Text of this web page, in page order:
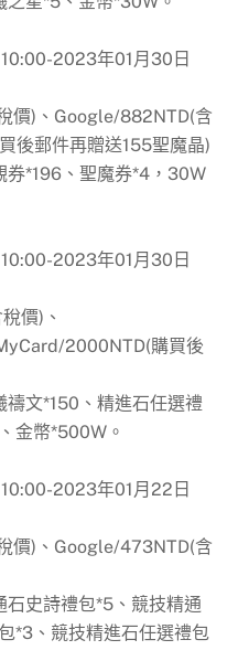
2023年01月30日
價)、Google/882NTD(含
後郵件再贈送155聖魔晶)
券*196、聖魔券*4，30W
2023年01月30日
價)、
2000NTD(購買後
禱文*150、精進石任選禮
金幣*500W。
2023年01月22日
價)、Google/473NTD(含
石史詩禮包*5、競技精通
*3、競技精進石任選禮包